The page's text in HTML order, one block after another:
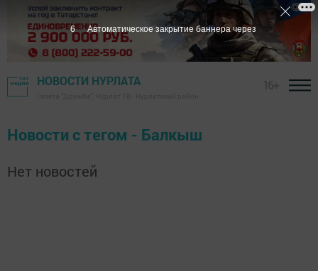
НОВОСТИ НУРЛАТА
Новости с тегом - Балкыш
Нет новостей
6 Автоматическое закрытие баннера через